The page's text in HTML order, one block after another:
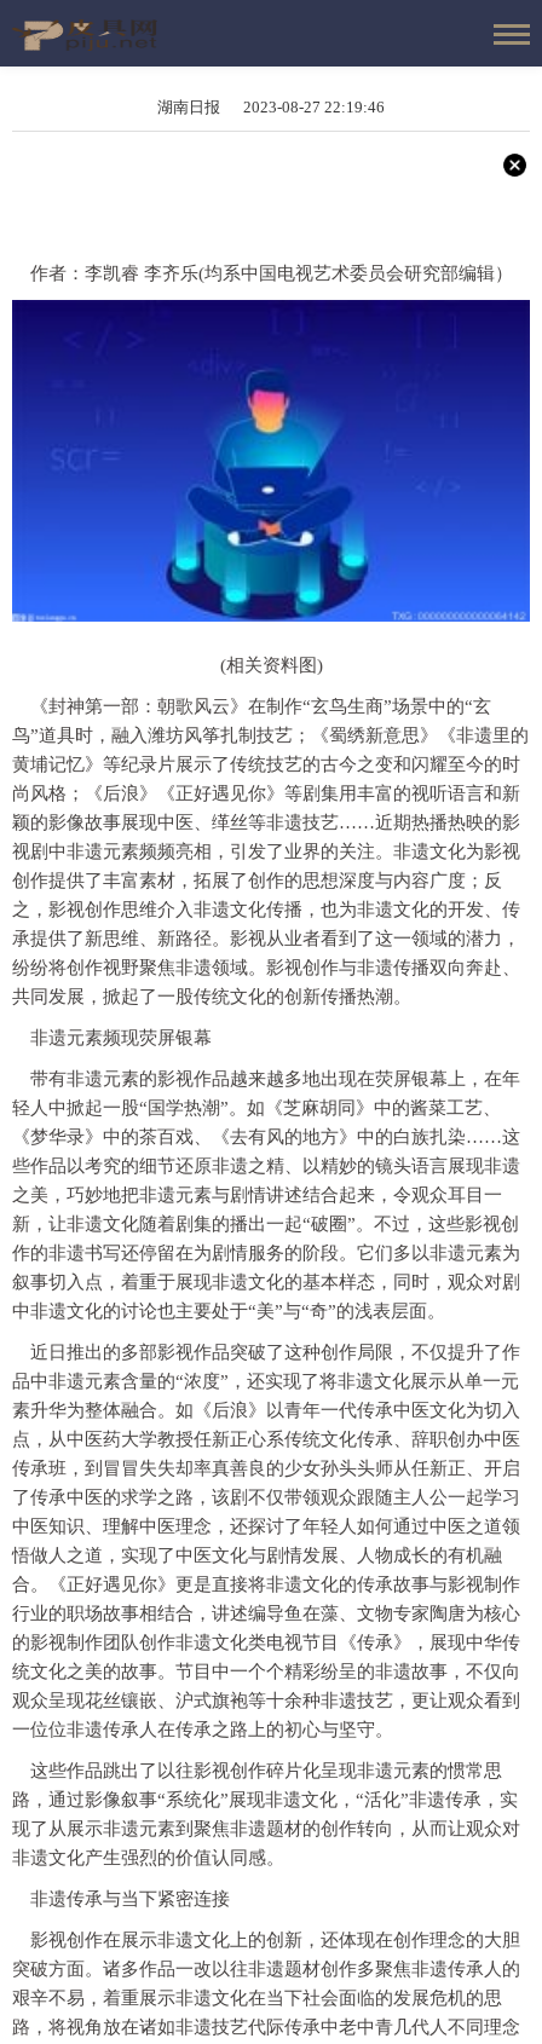
湖南日报 2023-08-27 22:19:46
作者：李凯睿 李齐乐(均系中国电视艺术委员会研究部编辑）
(相关资料图)
《封神第一部：朝歌风云》在制作“玄鸟生商”场景中的“玄
鸟”道具时，融入潍坊风筝扎制技艺；《蜀绣新意思》《非遗里的
黄埔记忆》等纪录片展示了传统技艺的古今之变和闪耀至今的时
尚风格；《后浪》《正好遇见你》等剧集用丰富的视听语言和新
颖的影像故事展现中医、缂丝等非遗技艺……近期热播热映的影
视剧中非遗元素频频亮相，引发了业界的关注。非遗文化为影视
创作提供了丰富素材，拓展了创作的思想深度与内容广度；反
之，影视创作思维介入非遗文化传播，也为非遗文化的开发、传
承提供了新思维、新路径。影视从业者看到了这一领域的潜力，
纷纷将创作视野聚焦非遗领域。影视创作与非遗传播双向奔赴、
共同发展，掀起了一股传统文化的创新传播热潮。
非遗元素频现荧屏银幕
带有非遗元素的影视作品越来越多地出现在荧屏银幕上，在年
轻人中掀起一股“国学热潮”。如《芝麻胡同》中的酱菜工艺、
《梦华录》中的茶百戏、《去有风的地方》中的白族扎染……这
些作品以考究的细节还原非遗之精、以精妙的镜头语言展现非遗
之美，巧妙地把非遗元素与剧情讲述结合起来，令观众耳目一
新，让非遗文化随着剧集的播出一起“破圈”。不过，这些影视创
作的非遗书写还停留在为剧情服务的阶段。它们多以非遗元素为
叙事切入点，着重于展现非遗文化的基本样态，同时，观众对剧
中非遗文化的讨论也主要处于“美”与“奇”的浅表层面。
近日推出的多部影视作品突破了这种创作局限，不仅提升了作
品中非遗元素含量的“浓度”，还实现了将非遗文化展示从单一元
素升华为整体融合。如《后浪》以青年一代传承中医文化为切入
点，从中医药大学教授任新正心系传统文化传承、辞职创办中医
传承班，到冒冒失失却率真善良的少女孙头头师从任新正、开启
了传承中医的求学之路，该剧不仅带领观众跟随主人公一起学习
中医知识、理解中医理念，还探讨了年轻人如何通过中医之道领
悟做人之道，实现了中医文化与剧情发展、人物成长的有机融
合。《正好遇见你》更是直接将非遗文化的传承故事与影视制作
行业的职场故事相结合，讲述编导鱼在藻、文物专家陶唐为核心
的影视制作团队创作非遗文化类电视节目《传承》，展现中华传
统文化之美的故事。节目中一个个精彩纷呈的非遗故事，不仅向
观众呈现花丝镶嵌、沪式旗袍等十余种非遗技艺，更让观众看到
一位位非遗传承人在传承之路上的初心与坚守。
这些作品跳出了以往影视创作碎片化呈现非遗元素的惯常思
路，通过影像叙事“系统化”展现非遗文化，“活化”非遗传承，实
现了从展示非遗元素到聚焦非遗题材的创作转向，从而让观众对
非遗文化产生强烈的价值认同感。
非遗传承与当下紧密连接
影视创作在展示非遗文化上的创新，还体现在创作理念的大胆
突破方面。诸多作品一改以往非遗题材创作多聚焦非遗传承人的
艰辛不易，着重展示非遗文化在当下社会面临的发展危机的思
路，将视角放在诸如非遗技艺代际传承中老中青几代人不同理念